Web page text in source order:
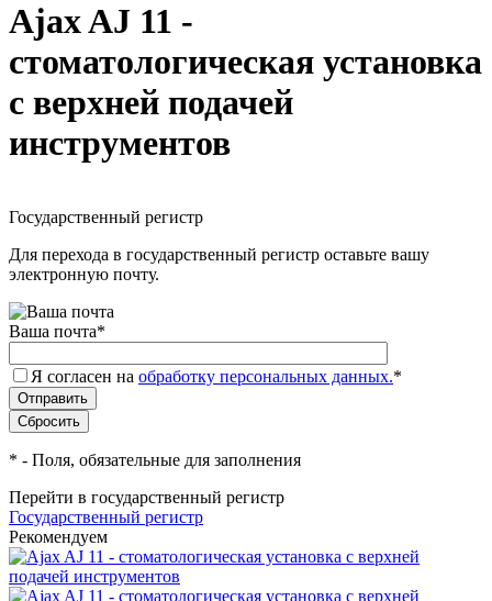
Ajax AJ 11 -
стоматологическая установка
с верхней подачей
инструментов
Государственный регистр
Для перехода в государственный регистр оставьте вашу
электронную почту.
Ваша почта*
Я согласен на обработку персональных данных.*
* - Поля, обязательные для заполнения
Перейти в государственный регистр
Государственный регистр
Рекомендуем